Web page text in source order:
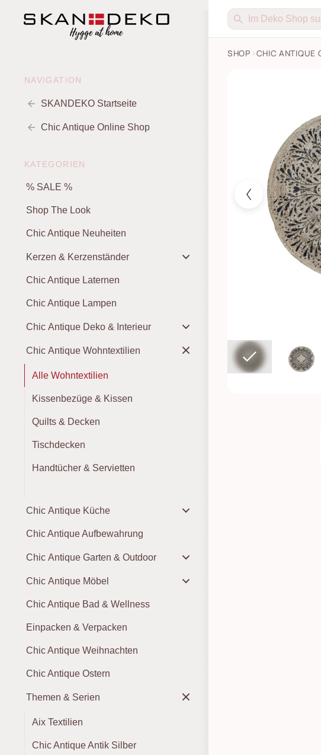
NAVIGATION
SKANDEKO Startseite
Chic Antique Online Shop
KATEGORIEN
% SALE %
Shop The Look
Chic Antique Neuheiten
Kerzen & Kerzenständer
Chic Antique Laternen
Chic Antique Lampen
Chic Antique Deko & Interieur
Chic Antique Wohntextilien
Alle Wohntextilien
Kissenbezüge & Kissen
Quilts & Decken
Tischdecken
Handtücher & Servietten
Chic Antique Küche
Chic Antique Aufbewahrung
Chic Antique Garten & Outdoor
Chic Antique Möbel
Chic Antique Bad & Wellness
Einpacken & Verpacken
Chic Antique Weihnachten
Chic Antique Ostern
Themen & Serien
Aix Textilien
Chic Antique Antik Silber
SHOP CHIC ANTIQUE